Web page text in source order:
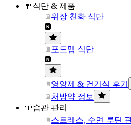
🍴식단 & 제품
위장 친화 식단
포드맵 식단
영양제 & 건기식 후기
처방약 정보
🌱습관 관리
스트레스, 수면 루틴